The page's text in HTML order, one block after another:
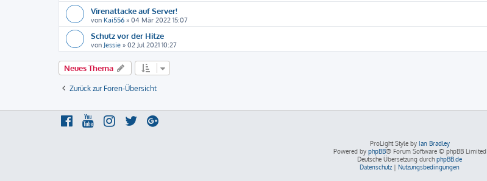
Virenattacke auf Server!
von Kai556 » 04 Mär 2022 15:07
Schutz vor der Hitze
von Jessie » 02 Jul 2021 10:27
Neues Thema
Zurück zur Foren-Übersicht
ProLight Style by Ian Bradley
Powered by phpBB® Forum Software © phpBB Limited
Deutsche Übersetzung durch phpBB.de
Datenschutz | Nutzungsbedingungen